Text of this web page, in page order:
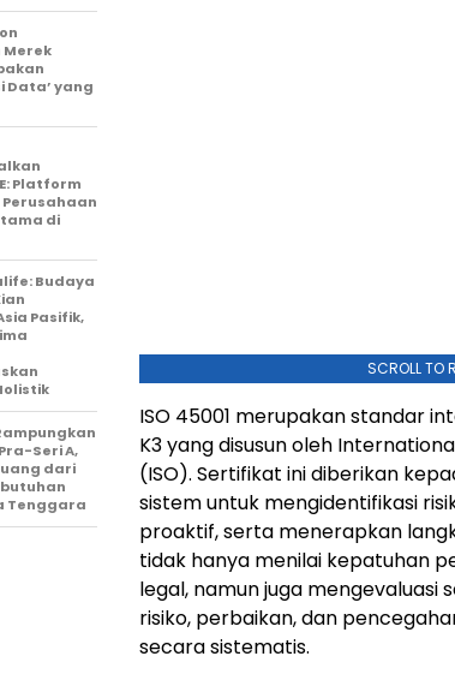
SCROLL TO
ISO 45001 merupakan standar
K3 yang disusun oleh
(ISO). Sertifikat ini diberikan
sistem untuk mengidentifikasi
proaktif, serta menerapkan
tidak hanya menilai kepatuhan
legal, namun juga mengevaluasi
risiko, perbaikan, dan
secara sistematis.
Data’ yang
Platform
di
Budaya
Pasifik,
Seri A,
dari
Tenggara